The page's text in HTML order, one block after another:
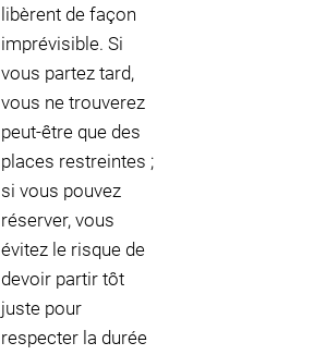
libèrent de façon
imprévisible. Si
vous partez tard,
vous ne trouverez
peut-être que des
places restreintes ;
si vous pouvez
réserver, vous
évitez le risque de
devoir partir tôt
juste pour
respecter la durée